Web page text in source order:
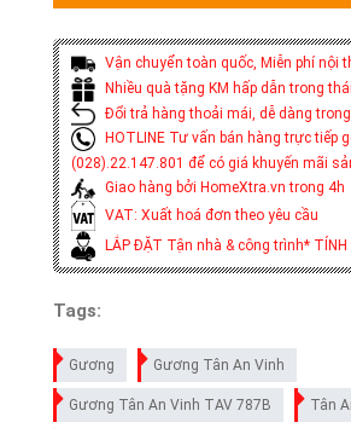
Vận chuyển toàn quốc, Miễn phí nội
Nhiều quà tặng KM hấp dẫn trong
Đổi trả hàng thoải mái, dễ dàng
HOTLINE Tư vấn bán hàng trực tiếp
(028).22.147.801 để có giá khuyến mãi
Giao hàng bởi HomeXtra.vn trong 4h
VAT: Xuất hoá đơn theo yêu cầu
LẮP ĐẶT Tận nhà & công trình* TÍNH
Tags:
Gương Gương Tân An Vinh
Gương Tân An Vinh TAV 787B Tân